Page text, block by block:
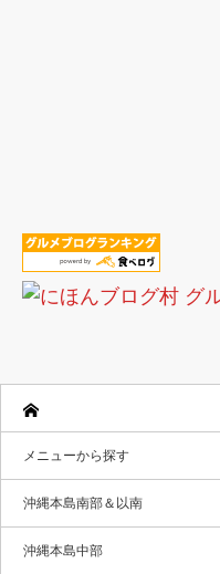
メニューから探す
沖縄本島南部＆以南
沖縄本島中部